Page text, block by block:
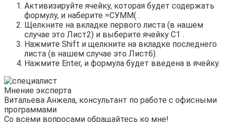
Активизируйте ячейку, которая будет содержать
формулу, и наберите =СУММ( .
Щелкните на вкладке первого листа (в нашем
случае это Лист2) и выберите ячейку С1 .
Нажмите Shift и щелкните на вкладке последнего
листа (в нашем случае это Лист6).
Нажмите Enter, и формула будет введена в ячейку.
Мнение эксперта
Витальева Анжела, консультант по работе с офисными
программами
Со всеми вопросами обращайтесь ко мне!